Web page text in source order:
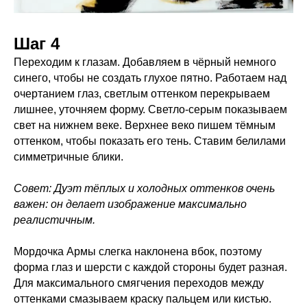
Шаг 4
Переходим к глазам. Добавляем в чёрный немного
синего, чтобы не создать глухое пятно. Работаем над
очертанием глаз, светлым оттенком перекрываем
лишнее, уточняем форму. Светло-серым показываем
свет на нижнем веке. Верхнее веко пишем тёмным
оттенком, чтобы показать его тень. Ставим белилами
симметричные блики.
Совет: Дуэт тёплых и холодных оттенков очень
важен: он делает изображение максимально
реалистичным.
Мордочка Армы слегка наклонена вбок, поэтому
форма глаз и шерсти с каждой стороны будет разная.
Для максимального смягчения переходов между
оттенками смазываем краску пальцем или кистью.